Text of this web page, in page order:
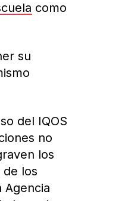
como
su
del IQOS
no
los
de los